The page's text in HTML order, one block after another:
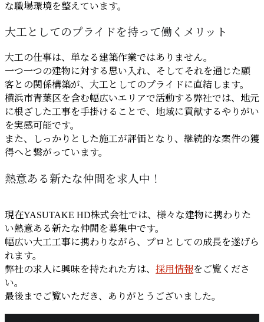
な職場環境を整えています。
大工としてのプライドを持って働くメリット
大工の仕事は、単なる建築作業ではありません。
一つ一つの建物に対する思い入れ、そしてそれを通じた顧
客との関係構築が、大工としてのプライドに直結します。
横浜市青葉区を含む幅広いエリアで活動する弊社では、地元
に根ざした工事を手掛けることで、地域に貢献するやりがい
を実感可能です。
また、しっかりとした施工が評価となり、継続的な案件の獲
得へと繋がっています。
熱意ある新たな仲間を求人中！
現在YASUTAKE HD株式会社では、様々な建物に携わりた
い熱意ある新たな仲間を募集中です。
幅広い大工工事に携わりながら、プロとしての成長を遂げら
れます。
弊社の求人に興味を持たれた方は、 採用情報をご覧くださ
い。
最後までご覧いただき、ありがとうございました。